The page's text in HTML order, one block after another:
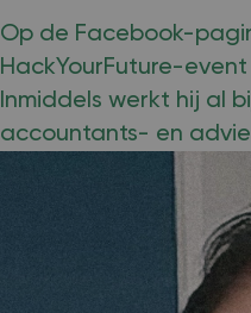
Op de Facebook-
HackYourFuture-
Inmiddels werkt hij al
accountants- en